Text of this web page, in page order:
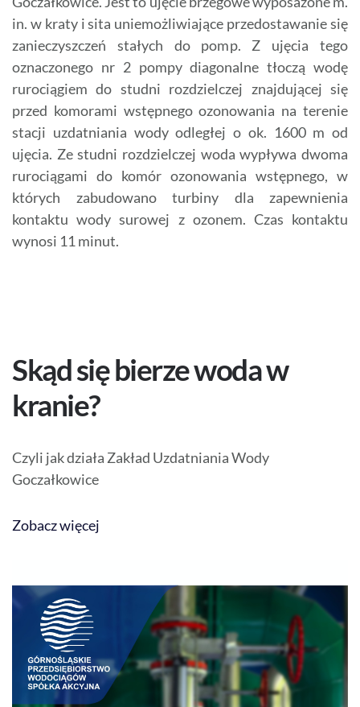
in. w kraty i sita uniemożliwiające przedostawanie się
zanieczyszczeń stałych do pomp. Z ujęcia tego
oznaczonego nr 2 pompy diagonalne tłoczą wodę
rurociągiem do studni rozdzielczej znajdującej się
przed komorami wstępnego ozonowania na terenie
stacji uzdatniania wody odległej o ok. 1600 m od
ujęcia. Ze studni rozdzielczej woda wypływa dwoma
rurociągami do komór ozonowania wstępnego, w
których zabudowano turbiny dla zapewnienia
kontaktu wody surowej z ozonem. Czas kontaktu
wynosi 11 minut.
Skąd się bierze woda w
kranie?
Czyli jak działa Zakład Uzdatniania Wody
Goczałkowice
Zobacz więcej